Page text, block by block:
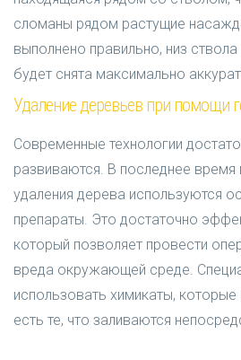
сломаны рядом растущие
выполнено правильно, низ
будет снята максимально
Удаление деревьев при помощи
Современные технологии
развиваются. В последнее время
удаления дерева используются
препараты. Это достаточно
который позволяет провести
вреда окружающей среде.
использовать химикаты, которые
есть те, что заливаются